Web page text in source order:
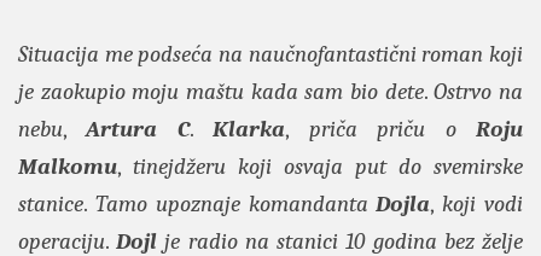
Situacija me podseća na naučnofantastični roman koji
je zaokupio moju maštu kada sam bio dete.Ostrvo na
nebu,Artura C.Klarka, priča priču oRoju
Malkomu, tinejdžeru koji osvaja put do svemirske
stanice. Tamo upoznaje komandantaDojla,koji vodi
operaciju.Dojl je radio na stanici 10 godina bez želje